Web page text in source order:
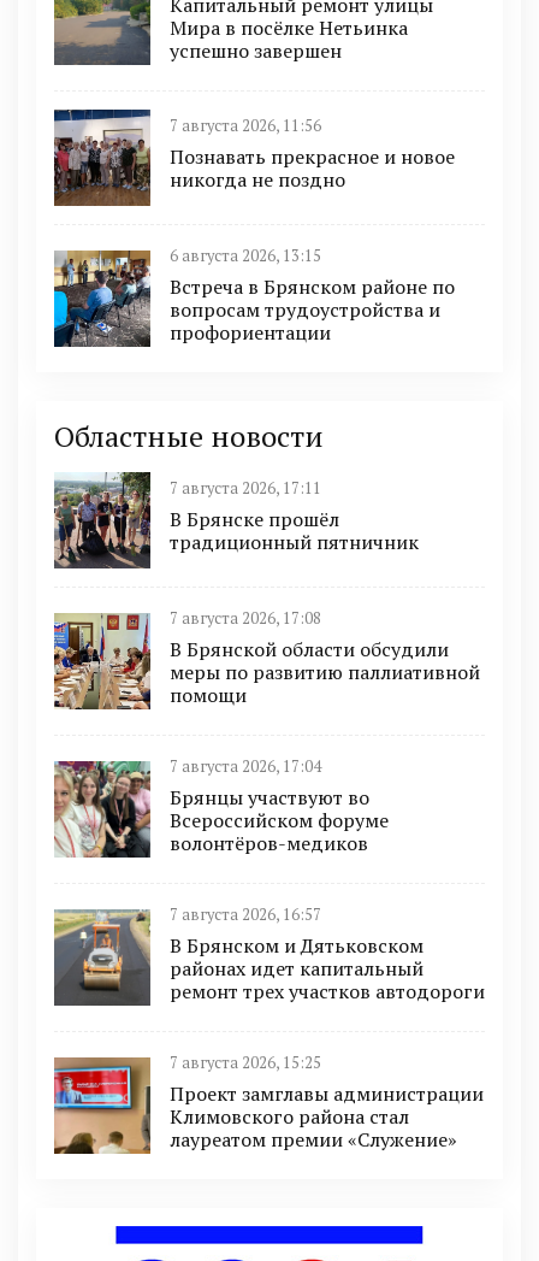
Мира в посёлке Нетьинка
успешно завершен
7 августа 2026, 11:56
Познавать прекрасное и новое
никогда не поздно
6 августа 2026, 13:15
Встреча в Брянском районе по
вопросам трудоустройства и
профориентации
Областные новости
7 августа 2026, 17:11
В Брянске прошёл
традиционный пятничник
7 августа 2026, 17:08
В Брянской области обсудили
меры по развитию паллиативной
помощи
7 августа 2026, 17:04
Брянцы участвуют во
Всероссийском форуме
волонтёров-медиков
7 августа 2026, 16:57
В Брянском и Дятьковском
районах идет капитальный
ремонт трех участков автодороги
7 августа 2026, 15:25
Проект замглавы администрации
Климовского района стал
лауреатом премии «Служение»